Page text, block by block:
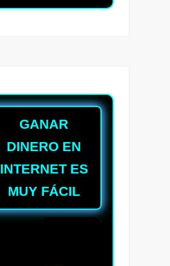
GANAR
DINERO EN
INTERNET ES
MUY FÁCIL